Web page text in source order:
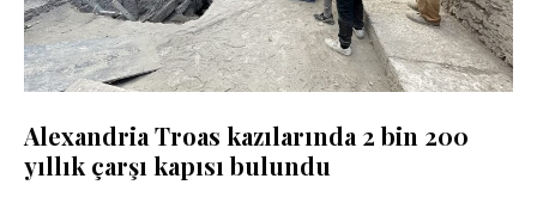
Alexandria Troas kazılarında 2 bin 200
yıllık çarşı kapısı bulundu